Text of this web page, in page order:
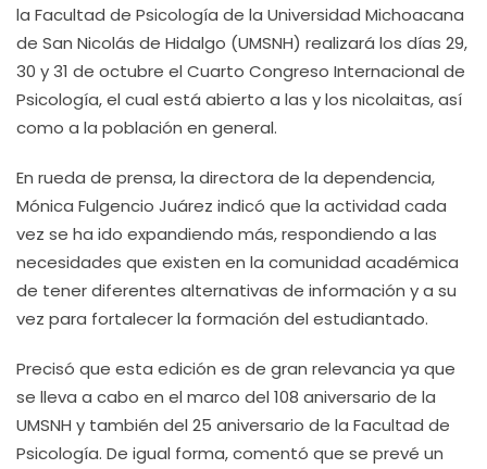
la Facultad de Psicología de la Universidad Michoacana
de San Nicolás de Hidalgo (UMSNH) realizará los días 29,
30 y 31 de octubre el Cuarto Congreso Internacional de
Psicología, el cual está abierto a las y los nicolaitas, así
como a la población en general.
En rueda de prensa, la directora de la dependencia,
Mónica Fulgencio Juárez indicó que la actividad cada
vez se ha ido expandiendo más, respondiendo a las
necesidades que existen en la comunidad académica
de tener diferentes alternativas de información y a su
vez para fortalecer la formación del estudiantado.
Precisó que esta edición es de gran relevancia ya que
se lleva a cabo en el marco del 108 aniversario de la
UMSNH y también del 25 aniversario de la Facultad de
Psicología. De igual forma, comentó que se prevé un